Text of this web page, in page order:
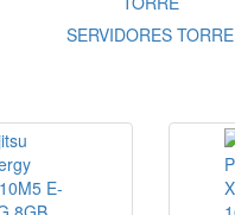
SERVIDORES TORRE